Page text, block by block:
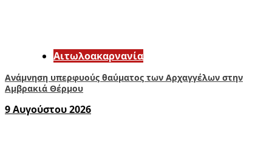
Αιτωλοακαρνανία
Ανάμνηση υπερφυούς θαύματος των Αρχαγγέλων στην
Αμβρακιά Θέρμου
9 Αυγούστου 2026